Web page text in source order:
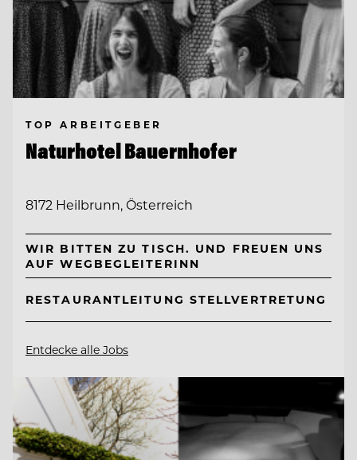
TOP ARBEITGEBER
Naturhotel Bauernhofer
8172 Heilbrunn, Österreich
WIR BITTEN ZU TISCH. UND FREUEN UNS
AUF WEGBEGLEITERINN
RESTAURANTLEITUNG STELLVERTRETUNG
Entdecke alle Jobs